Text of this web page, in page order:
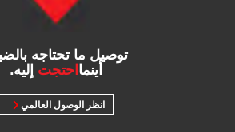
توصيل ما تحتاجه
أينما احتجت إليه.
انظر الوصول العالمي